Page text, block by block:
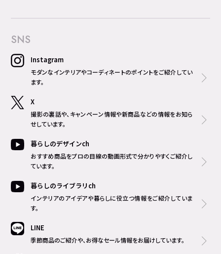
SNS
Instagram
モダンなインテリアやコーディネートのポイントをご紹介してい
ます。
X
撮影の裏話や、キャンペーン情報や新商品などの情報をお知ら
せしています。
暮らしのデザインch
おすすめ商品をプロの目線の動画形式で分かりやすくご紹介し
ています。
暮らしのライブラリch
インテリアのアイデアや暮らしに役立つ情報をご紹介していま
す。
LINE
季節商品のご紹介や、お得なセール情報をお届けしています。